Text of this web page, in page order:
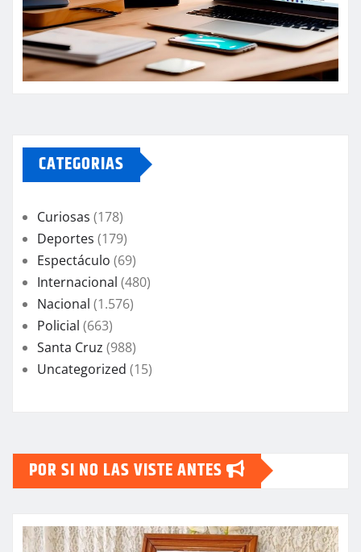
CATEGORIAS
Curiosas (178)
Deportes (179)
Espectáculo (69)
Internacional (480)
Nacional (1.576)
Policial (663)
Santa Cruz (988)
Uncategorized (15)
POR SI NO LAS VISTE ANTES